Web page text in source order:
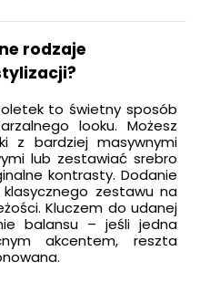
rodzaje
to świetny sposób
looku. Możesz
z bardziej masywnymi
lub zestawiać srebro
kontrasty. Dodanie
zestawu na
Kluczem do udanej
balansu – jeśli jedna
akcentem, reszta